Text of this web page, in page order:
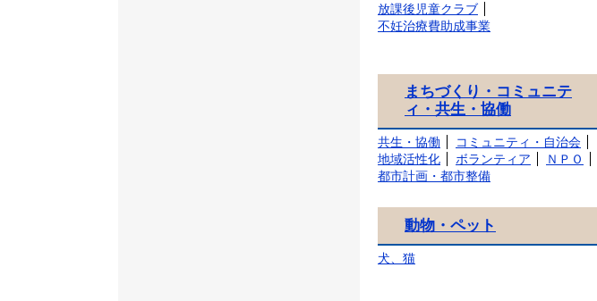
放課後児童クラブ
不妊治療費助成事業
まちづくり・コミュニテ
ィ・共生・協働
共生・協働
コミュニティ・自治会
地域活性化
ボランティア
ＮＰＯ
都市計画・都市整備
動物・ペット
犬、猫